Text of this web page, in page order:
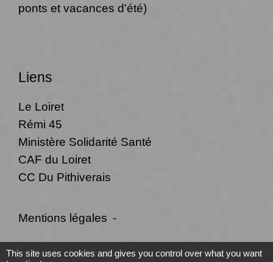
ponts et vacances d'été)
Liens
Le Loiret
Rémi 45
Ministère Solidarité Santé
CAF du Loiret
CC Du Pithiverais
Mentions légales -
Politique de confidentialité - Accessibilité -
This site uses cookies and gives you control over what you want